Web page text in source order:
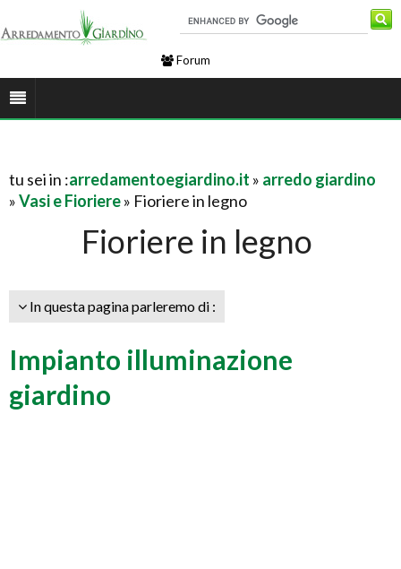
Forum
tu sei in :arredamentoegiardino.it » arredo giardino
»Vasi e Fioriere» Fioriere in legno
Fioriere in legno
In questa pagina parleremo di :
Impianto illuminazione
giardino